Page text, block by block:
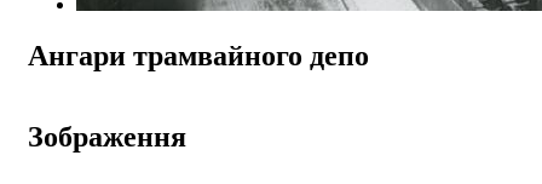
Ангари трамвайного депо
Зображення